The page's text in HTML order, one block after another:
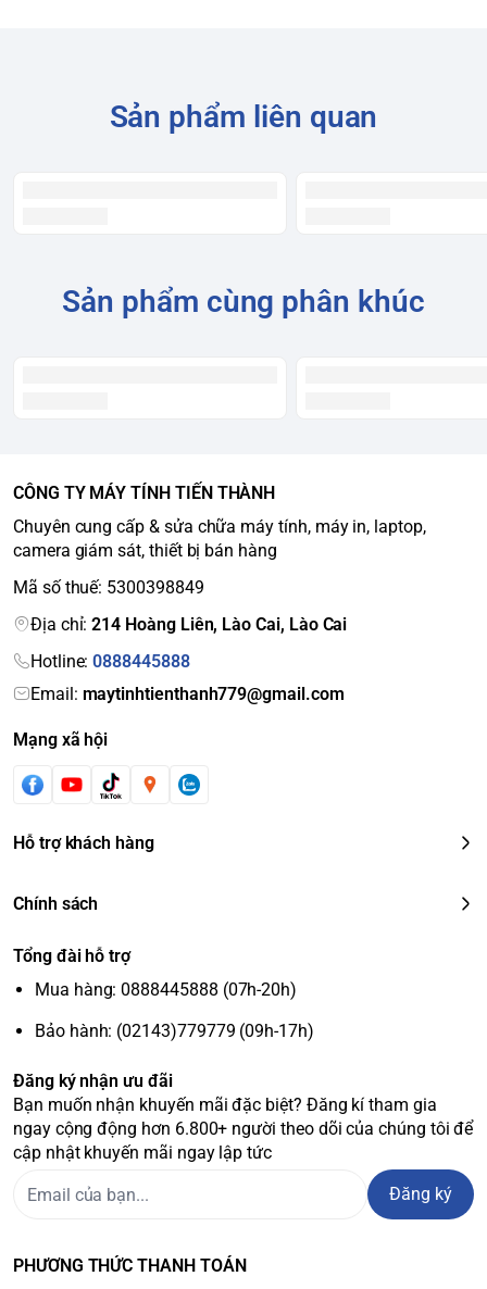
Sản phẩm liên quan
Sản phẩm cùng phân khúc
CÔNG TY MÁY TÍNH TIẾN THÀNH
Chuyên cung cấp & sửa chữa máy tính, máy in, laptop,
camera giám sát, thiết bị bán hàng
Mã số thuế: 5300398849
Địa chỉ:214 Hoàng Liên, Lào Cai, Lào Cai
Hotline:0888445888
Email: maytinhtienthanh779@gmail.com
Mạng xã hội
Hỗ trợ khách hàng
Chính sách
Tổng đài hỗ trợ
Mua hàng: 0888445888 (07h-20h)
Bảo hành: (02143)779779 (09h-17h)
Đăng ký nhận ưu đãi
Bạn muốn nhận khuyến mãi đặc biệt? Đăng kí tham gia
ngay cộng động hơn 6.800+ người theo dõi của chúng tôi để
cập nhật khuyến mãi ngay lập tức
Đăng ký
PHƯƠNG THỨC THANH TOÁN